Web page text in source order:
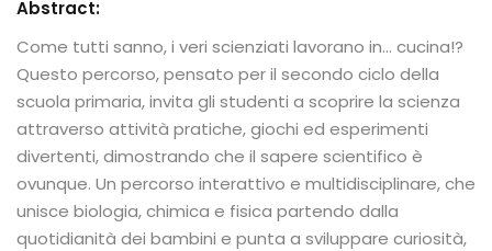
Abstract:
Come tutti sanno, i veri scienziati lavorano in… cucina!?
Questo percorso, pensato per il secondo ciclo della
scuola primaria, invita gli studenti a scoprire la scienza
attraverso attività pratiche, giochi ed esperimenti
divertenti, dimostrando che il sapere scientifico è
ovunque. Un percorso interattivo e multidisciplinare, che
unisce biologia, chimica e fisica partendo dalla
quotidianità dei bambini e punta a sviluppare curiosità,